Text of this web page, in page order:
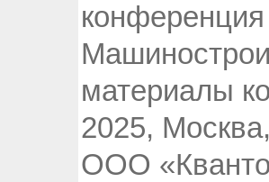
материалы
2025,
ООО